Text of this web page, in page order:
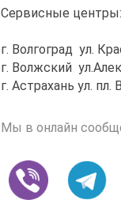
Сервисные центры:
г. Волгоград ул.
г. Волжский
г. Астрахань ул.
Мы в онлайн